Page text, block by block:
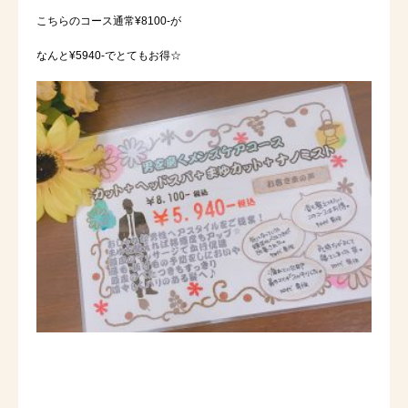
こちらのコース通常¥8100-が
なんと¥5940-でとてもお得☆